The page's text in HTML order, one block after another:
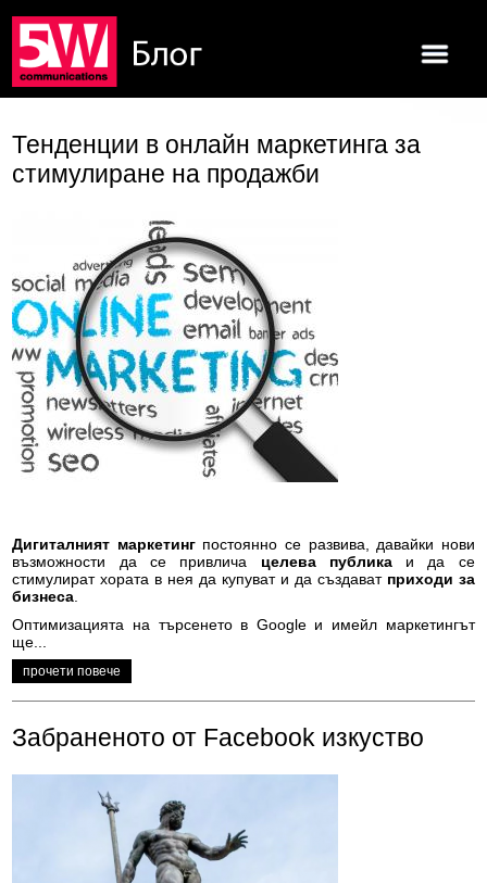
Тенденции в онлайн маркетинга за
стимулиране на продажби
Дигиталният маркетингпостоянно се развива, давайки нови
възможности да се привлича целева публикаи да се
стимулират хората в нея да купуват и да създават приходи за
бизнеса
Оптимизацията на търсенето в Google и имейл маркетингът
ще...
прочети повече
Забраненото от Facebook изкуство